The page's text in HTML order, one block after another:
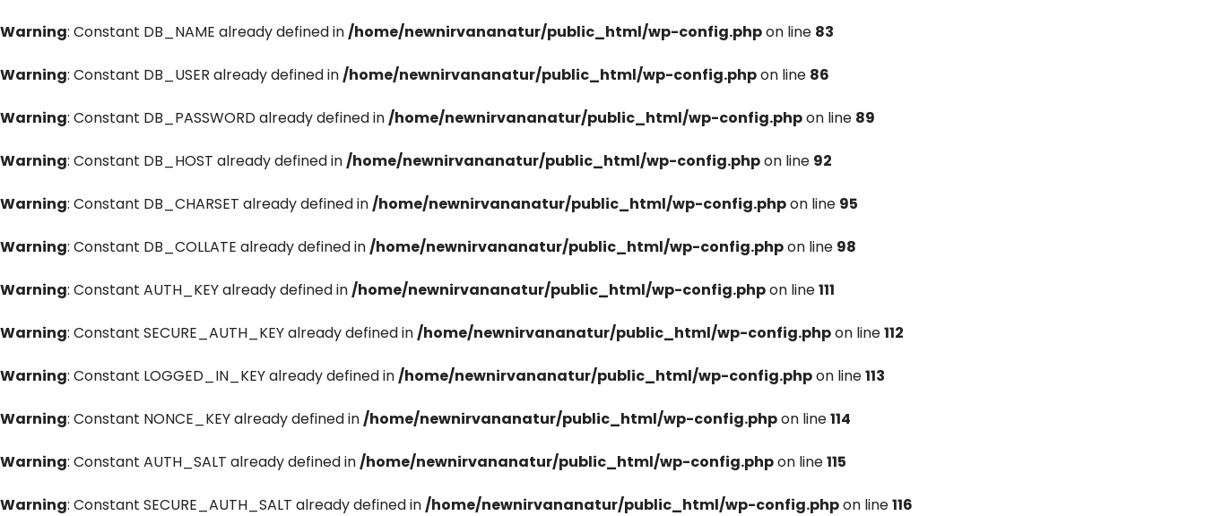
Warning: Constant DB_NAME already defined in/home/newnirvananatur/public_html/wp-config.phpon line 83
Warning: Constant DB_USER already defined in/home/newnirvananatur/public_html/wp-config.phpon line 86
Warning: Constant DB_PASSWORD already defined in/home/newnirvananatur/public_html/wp-config.phpon line 89
Warning: Constant DB_HOST already defined in/home/newnirvananatur/public_html/wp-config.phpon line 92
Warning: Constant DB_CHARSET already defined in/home/newnirvananatur/public_html/wp-config.phpon line 95
Warning: Constant DB_COLLATE already defined in/home/newnirvananatur/public_html/wp-config.phpon line 98
Warning: Constant AUTH_KEY already defined in/home/newnirvananatur/public_html/wp-config.phpon line111
Warning: Constant SECURE_AUTH_KEY already defined in/home/newnirvananatur/public_html/wp-config.phpon line112
Warning: Constant LOGGED_IN_KEY already defined in/home/newnirvananatur/public_html/wp-config.phpon line113
Warning: Constant NONCE_KEY already defined in/home/newnirvananatur/public_html/wp-config.phpon line114
Warning: Constant AUTH_SALT already defined in/home/newnirvananatur/public_html/wp-config.phpon line115
Warning: Constant SECURE_AUTH_SALT already defined in/home/newnirvananatur/public_html/wp-config.phpon line116